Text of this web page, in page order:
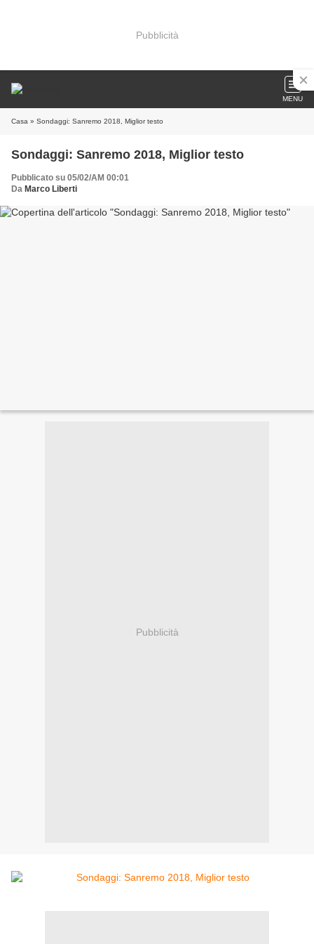
Pubblicità
MENU
Casa » Sondaggi: Sanremo 2018, Miglior testo
Sondaggi: Sanremo 2018, Miglior testo
Pubblicato su 05/02/AM 00:01
Da Marco Liberti
Pubblicità